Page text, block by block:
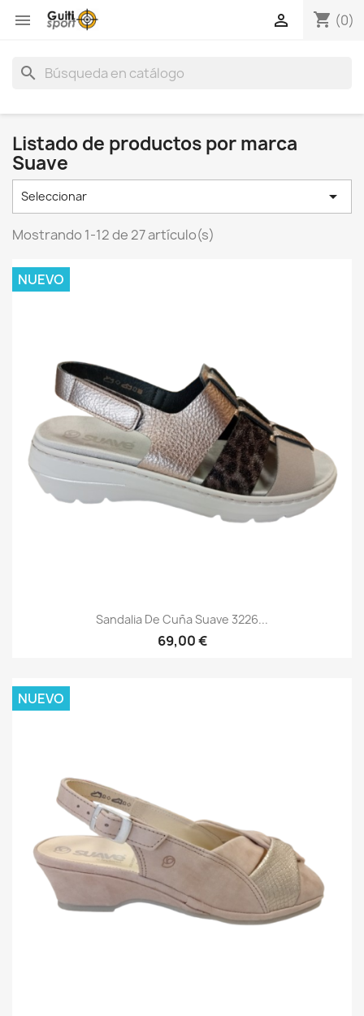
 shopping_cart (0)

search
Listado de productos por marca
Suave
Seleccionar 
Mostrando 1-12 de 27 artículo(s)
Sandalia De Cuña Suave 3226...
69,00 €
NUEVO
NUEVO